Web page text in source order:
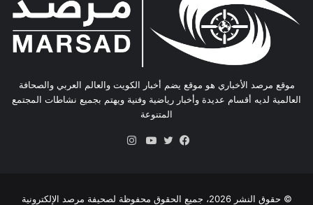
موقع مرصد الأخباري هو موقع يضم أخبار الكويت والعالم العربي والصحافة
العالمية لديه أقسام عديدة وأخبار رياضية وفنية ويهتم بجميع نشاطات المجتمع
المتنوعة
© حقوق النشر 2026، جميع الحقوق محفوظة لصحيفة مرصد الإلكترونية